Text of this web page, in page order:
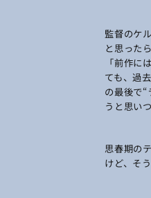
監督のケ
と思った
「前作に
ても、過
の最後で
うと思い
思春期の
けど、そ